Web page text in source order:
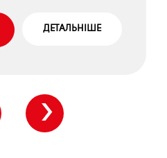
ДЕТАЛЬНІШЕ
›